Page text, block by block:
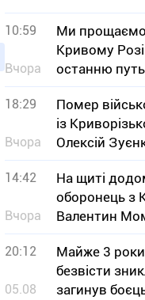
10:59
Вчора
Ми
Кривому
останню путь
військового
18:29
Вчора
Помер
із
Олексій
14:42
Вчора
На щиті
оборонець з
Валентин
20:12
05.08
Майже 3
безвісти
загинув